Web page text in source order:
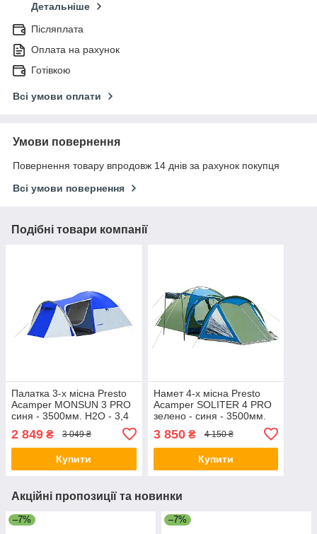
Детальніше
Післяплата
Оплата на рахунок
Готівкою
Всі умови оплати
Умови повернення
Повернення товару впродовж 14 днів за рахунок покупця
Всі умови повернення
Подібні товари компанії
Палатка 3-х місна Presto
Acamper MONSUN 3 PRO
синя - 3500мм. H2О - 3,4
2 849 ₴ 3 049 ₴
Купити
Намет 4-х місна Presto
Acamper SOLITER 4 PRO
зелено - синя - 3500мм.
3 850₴ 4 150 ₴
Купити
Акційні пропозиції та новинки
–7% –7%